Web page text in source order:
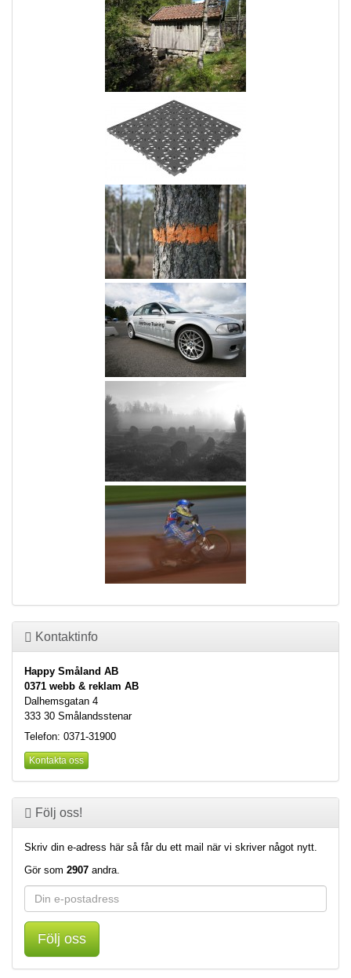
Kontaktinfo
Happy Småland AB
0371 webb & reklam AB
Dalhemsgatan 4
333 30 Smålandsstenar
Telefon: 0371-31900
Kontakta oss
Följ oss!
Skriv din e-adress här så får du ett mail när vi skriver något nytt.
Gör som 2907 andra.
Följ oss